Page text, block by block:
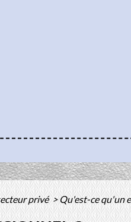
privé>Qu'est-ce qu'un